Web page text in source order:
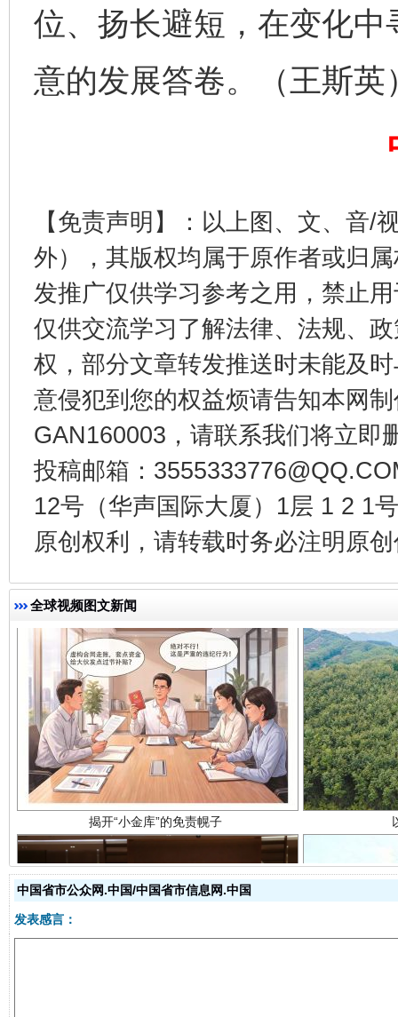
位、扬长避短，在变化
意的发展答卷。（王斯英
【免责声明】：以上图、文、音/
外），其版权均属于原作者或归
发推广仅供学习参考之用，禁止
仅供交流学习了解法律、法规、
权，部分文章转发推送时未能及
意侵犯到您的权益烦请告知本网
GAN160003，请联系我们将立即
投稿邮箱：
12号（华声国际大厦）1层 1 2 1
原创权利，请转载时务必注明原
全球视频图文新闻
东山县通报“牛蛙产品抗生素超标问题” 法
千年窑火 生生不息 一
揭开“小金库”的免责幌子
受贿1.44亿！段成刚被判无期 从幼
中国省市公众网.中国/中国省市信息网.中国
发表感言：